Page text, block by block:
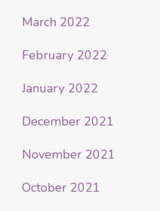
March 2022
February 2022
January 2022
December 2021
November 2021
October 2021